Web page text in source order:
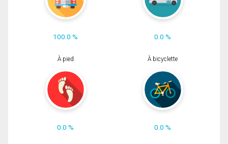
100.0 % 0.0 %
À pied
0.0 %
À bicyclette
0.0 %